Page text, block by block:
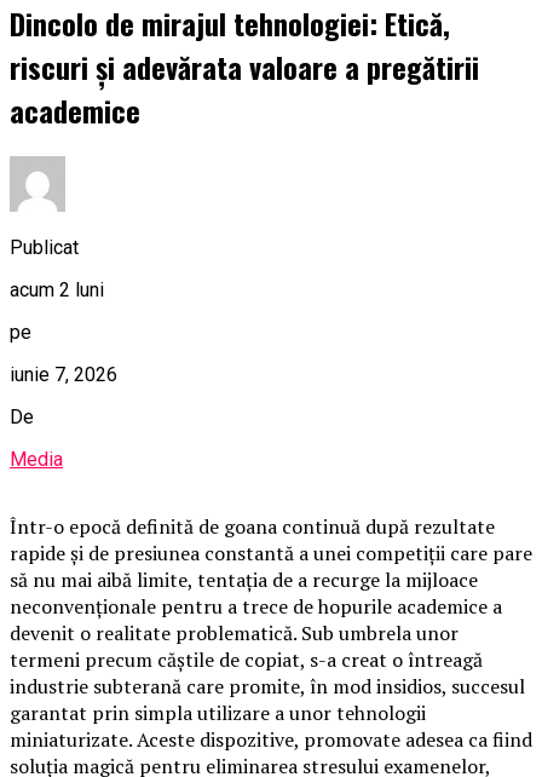
Dincolo de mirajul tehnologiei: Etică,
riscuri și adevărata valoare a pregătirii
academice
Publicat
acum 2 luni
pe
iunie 7, 2026
De
Media
Într-o epocă definită de goana continuă după rezultate
rapide și de presiunea constantă a unei competiții care pare
să nu mai aibă limite, tentația de a recurge la mijloace
neconvenționale pentru a trece de hopurile academice a
devenit o realitate problematică. Sub umbrela unor
termeni precum căștile de copiat, s-a creat o întreagă
industrie subterană care promite, în mod insidios, succesul
garantat prin simpla utilizare a unor tehnologii
miniaturizate. Aceste dispozitive, promovate adesea ca fiind
soluția magică pentru eliminarea stresului examenelor,